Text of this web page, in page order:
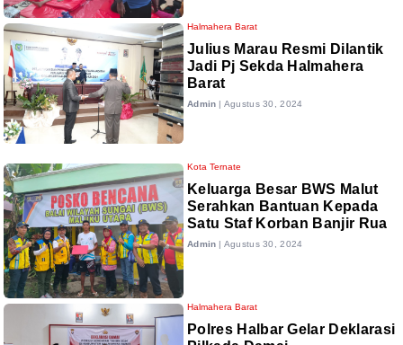
Halmahera Barat
Julius Marau Resmi Dilantik
Jadi Pj Sekda Halmahera
Barat
Admin | Agustus 30, 2024
Kota Ternate
Keluarga Besar BWS Malut
Serahkan Bantuan Kepada
Satu Staf Korban Banjir Rua
Admin | Agustus 30, 2024
Halmahera Barat
Polres Halbar Gelar Deklarasi